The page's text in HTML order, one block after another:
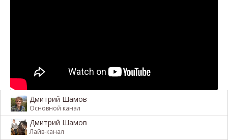
Дмитрий Шамов
Основной канал
Дмитрий Шамов
Лайв-канал